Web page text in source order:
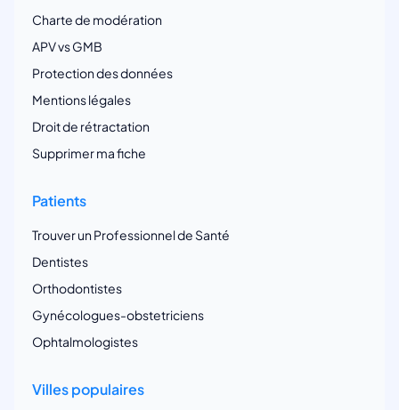
Charte de modération
APV vs GMB
Protection des données
Mentions légales
Droit de rétractation
Supprimer ma fiche
Patients
Trouver un Professionnel de Santé
Dentistes
Orthodontistes
Gynécologues-obstetriciens
Ophtalmologistes
Villes populaires